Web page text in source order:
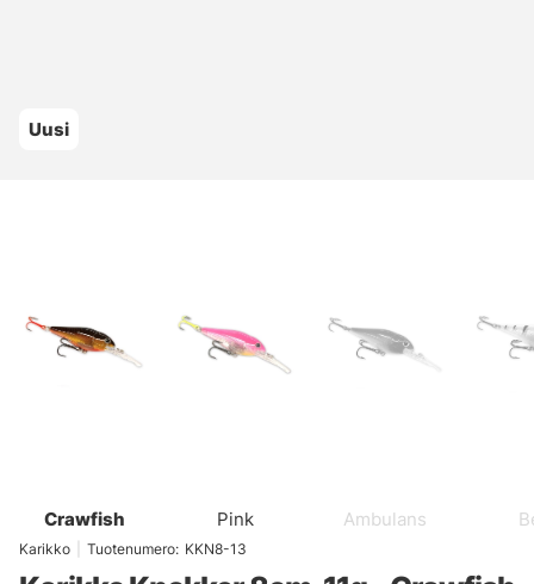
Uusi
Ambulans
Crawfish Pink
Karikko Tuotenumero: KKN8-13